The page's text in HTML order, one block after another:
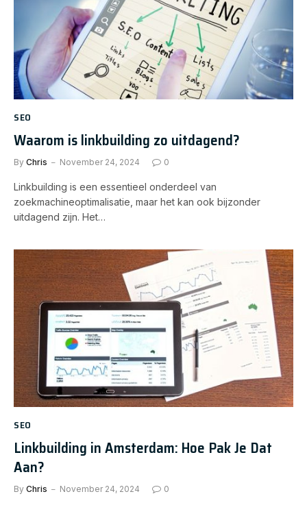
SEO
Waarom is linkbuilding zo uitdagend?
By Chris November 24, 2024 0
Linkbuilding is een essentieel onderdeel van
zoekmachineoptimalisatie, maar het kan ook bijzonder
uitdagend zijn. Het…
SEO
Linkbuilding in Amsterdam: Hoe Pak Je Dat
Aan?
By Chris November 24, 2024 0